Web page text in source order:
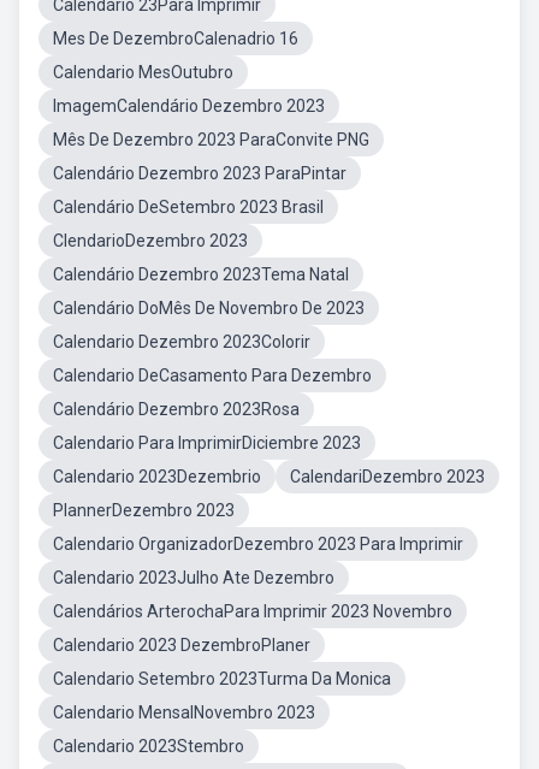
Calendário 23Para Imprimir
Mes De DezembroCalenadrio 16
Calendario MesOutubro
ImagemCalendário Dezembro 2023
Mês De Dezembro 2023 ParaConvite PNG
Calendário Dezembro 2023 ParaPintar
Calendário DeSetembro 2023 Brasil
ClendarioDezembro 2023
Calendário Dezembro 2023Tema Natal
Calendário DoMês De Novembro De 2023
Calendario Dezembro 2023Colorir
Calendario DeCasamento Para Dezembro
Calendário Dezembro 2023Rosa
Calendario Para ImprimirDiciembre 2023
Calendario 2023Dezembrio
CalendariDezembro 2023
PlannerDezembro 2023
Calendario OrganizadorDezembro 2023 Para Imprimir
Calendario 2023Julho Ate Dezembro
Calendários ArterochaPara Imprimir 2023 Novembro
Calendario 2023 DezembroPlaner
Calendario Setembro 2023Turma Da Monica
Calendario MensalNovembro 2023
Calendario 2023Stembro